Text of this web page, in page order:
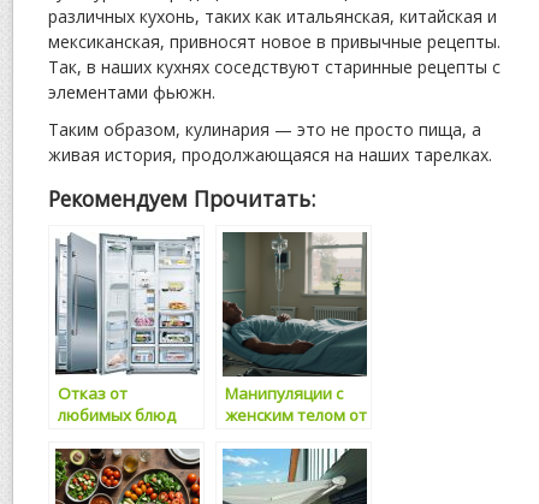
различных кухонь, таких как итальянская, китайская и
мексиканская, привносят новое в привычные рецепты.
Так, в наших кухнях соседствуют старинные рецепты с
элементами фьюжн.
Таким образом, кулинария — это не просто пища, а
живая история, продолжающаяся на наших тарелках.
Рекомендуем Прочитать:
Отказ от
любимых блюд
нервным
расстройствам
Манипуляции с
женским телом от
времен до наших
дней